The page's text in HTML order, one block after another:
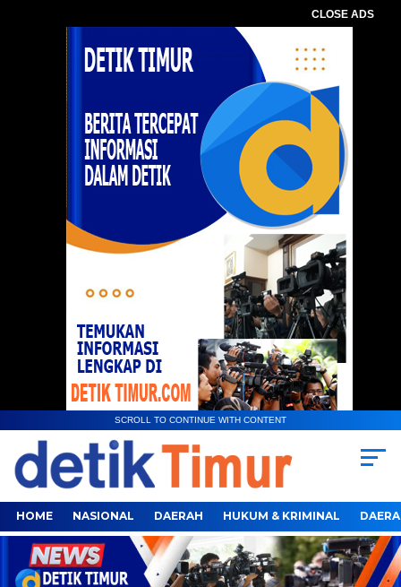
CLOSE ADS
SCROLL TO CONTINUE WITH CONTENT
HOME NASIONAL DAERAH HUKUM & KRIMINAL